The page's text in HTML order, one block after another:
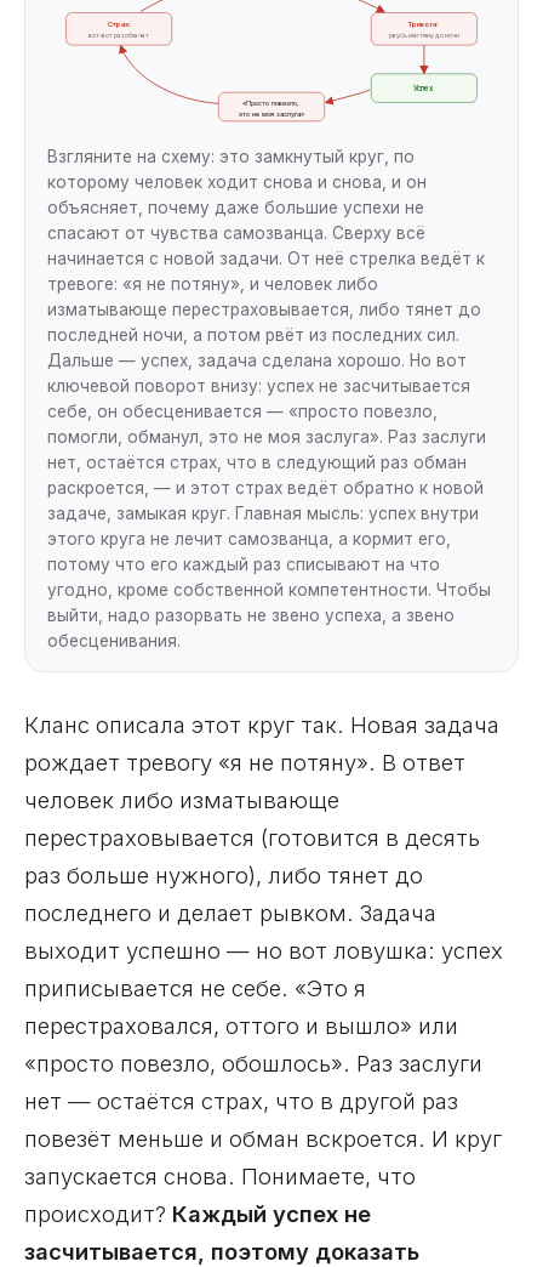
Тревога:
рвусь или тяну до ночи
Успех
«Просто повезло,
это не моя заслуга»
Страх:
вот-вот разоблачат
Взгляните на схему: это замкнутый круг, по
которому человек ходит снова и снова, и он
объясняет, почему даже большие успехи не
спасают от чувства самозванца. Сверху всё
начинается с новой задачи. От неё стрелка ведёт к
тревоге: «я не потяну», и человек либо
изматывающе перестраховывается, либо тянет до
последней ночи, а потом рвёт из последних сил.
Дальше — успех, задача сделана хорошо. Но вот
ключевой поворот внизу: успех не засчитывается
себе, он обесценивается — «просто повезло,
помогли, обманул, это не моя заслуга». Раз заслуги
нет, остаётся страх, что в следующий раз обман
раскроется, — и этот страх ведёт обратно к новой
задаче, замыкая круг. Главная мысль: успех внутри
этого круга не лечит самозванца, а кормит его,
потому что его каждый раз списывают на что
угодно, кроме собственной компетентности. Чтобы
выйти, надо разорвать не звено успеха, а звено
обесценивания.
Кланс описала этот круг так. Новая задача
рождает тревогу «я не потяну». В ответ
человек либо изматывающе
перестраховывается (готовится в десять
раз больше нужного), либо тянет до
последнего и делает рывком. Задача
выходит успешно — но вот ловушка: успех
приписывается не себе. «Это я
перестраховался, оттого и вышло» или
«просто повезло, обошлось». Раз заслуги
нет — остаётся страх, что в другой раз
повезёт меньше и обман вскроется. И круг
запускается снова. Понимаете, что
происходит? Каждый успех не
засчитывается, поэтому доказать